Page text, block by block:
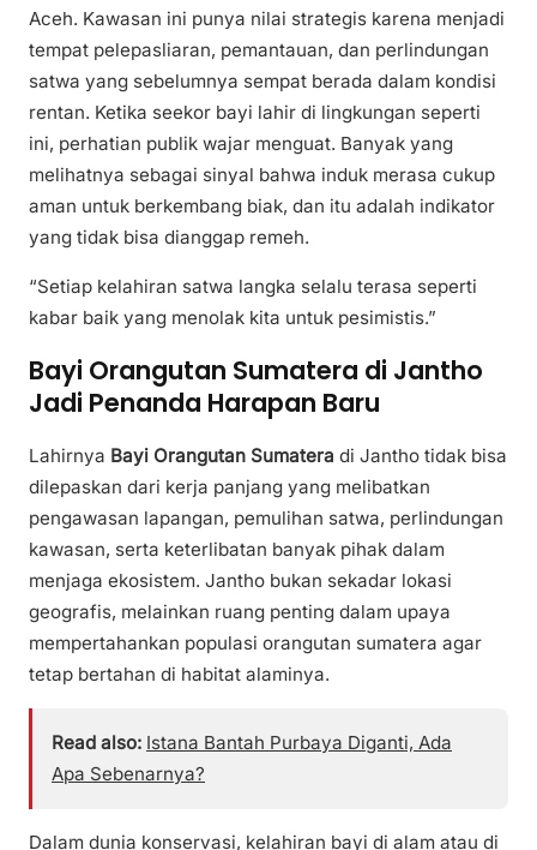
Aceh. Kawasan ini punya nilai strategis karena menjadi
tempat pelepasliaran, pemantauan, dan perlindungan
satwa yang sebelumnya sempat berada dalam kondisi
rentan. Ketika seekor bayi lahir di lingkungan seperti
ini, perhatian publik wajar menguat. Banyak yang
melihatnya sebagai sinyal bahwa induk merasa cukup
aman untuk berkembang biak, dan itu adalah indikator
yang tidak bisa dianggap remeh.
“Setiap kelahiran satwa langka selalu terasa seperti
kabar baik yang menolak kita untuk pesimistis.”
Bayi Orangutan Sumatera di Jantho
Jadi Penanda Harapan Baru
Lahirnya Bayi Orangutan Sumatera di Jantho tidak bisa
dilepaskan dari kerja panjang yang melibatkan
pengawasan lapangan, pemulihan satwa, perlindungan
kawasan, serta keterlibatan banyak pihak dalam
menjaga ekosistem. Jantho bukan sekadar lokasi
geografis, melainkan ruang penting dalam upaya
mempertahankan populasi orangutan sumatera agar
tetap bertahan di habitat alaminya.
Read also: Istana Bantah Purbaya Diganti, Ada
Apa Sebenarnya?
Dalam dunia konservasi, kelahiran bayi di alam atau di